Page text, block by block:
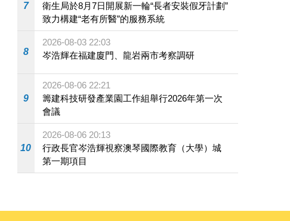
7
衛生局於8月7日開展新一輪“長者安裝假牙計劃”
致力構建“老有所醫”的服務系統
8
2026-08-03 22:03
岑浩輝在福建廈門、龍岩兩市考察調研
9
2026-08-06 22:21
籌建科技研發產業園工作組舉行2026年第一次
會議
10
2026-08-06 20:13
行政長官岑浩輝視察澳琴國際教育（大學）城
第一期項目